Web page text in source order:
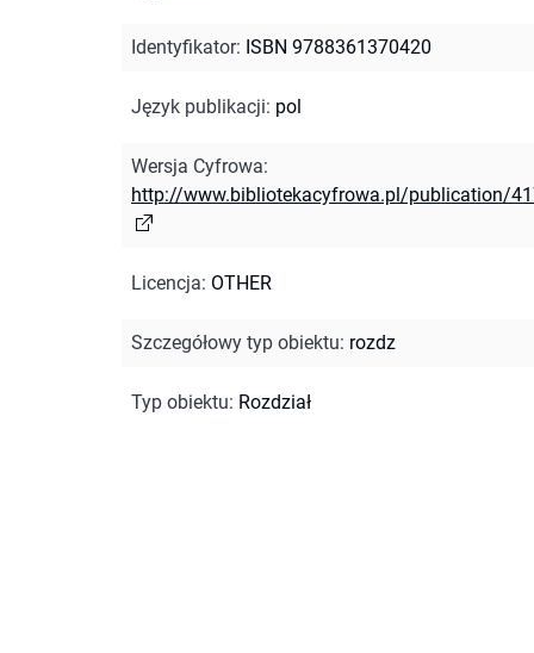
Identyfikator: ISBN 9788361370420
Język publikacji: pol
Wersja Cyfrowa:
http://www.bibliotekacyfrowa.pl/publication/
Licencja: OTHER
Szczegółowy typ obiektu: rozdz
Typ obiektu: Rozdział